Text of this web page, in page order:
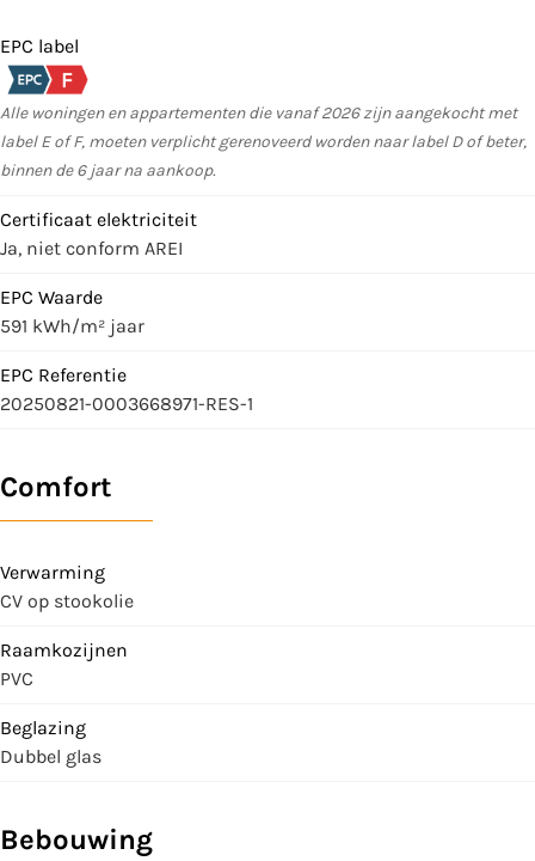
EPC label
Alle woningen en appartementen die vanaf 2026 zijn aangekocht met
label E of F, moeten verplicht gerenoveerd worden naar label D of beter,
binnen de 6 jaar na aankoop.
Certificaat elektriciteit
Ja, niet conform AREI
EPC Waarde
591 kWh/m² jaar
EPC Referentie
20250821-0003668971-RES-1
Comfort
Verwarming
CV op stookolie
Raamkozijnen
PVC
Beglazing
Dubbel glas
Bebouwing